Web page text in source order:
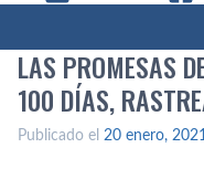
LAS PROMESAS
100 DÍAS,
Publicado el 20 enero,